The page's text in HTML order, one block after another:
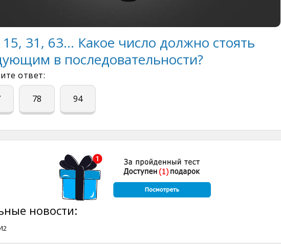
15, 31, 63… Какое число должно стоять
в последовательности?
ответ:
78 94
новости: